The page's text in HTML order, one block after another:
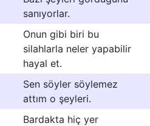
sanıyorlar.
Onun gibi biri bu
silahlarla neler yapabilir
hayal et.
Sen söyler söylemez
attım o şeyleri.
Bardakta hiç yer